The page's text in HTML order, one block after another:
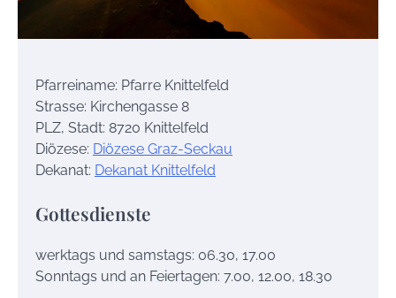
Pfarreiname: Pfarre Knittelfeld
Strasse: Kirchengasse 8
PLZ, Stadt: 8720 Knittelfeld
Diözese: Diözese Graz-Seckau
Dekanat: Dekanat Knittelfeld
Gottesdienste
werktags und samstags: 06.30, 17.00
Sonntags und an Feiertagen: 7.00, 12.00, 18.30